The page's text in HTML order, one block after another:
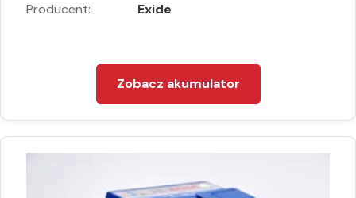
Producent: Exide
Zobacz akumulator